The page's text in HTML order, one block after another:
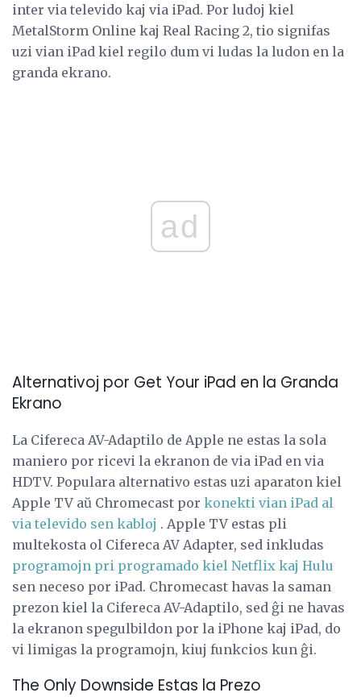
inter via televido kaj via iPad. Por ludoj kiel
MetalStorm Online kaj Real Racing 2, tio signifas
uzi vian iPad kiel regilo dum vi ludas la ludon en la
granda ekrano.
ad
Alternativoj por Get Your iPad en la Granda
Ekrano
La Cifereca AV-Adaptilo de Apple ne estas la sola
maniero por ricevi la ekranon de via iPad en via
HDTV. Populara alternativo estas uzi aparaton kiel
Apple TV aŭ Chromecast por konekti vian iPad al
via televido sen kabloj . Apple TV estas pli
multekosta ol Cifereca AV Adapter, sed inkludas
programojn pri programado kiel Netflix kaj Hulu
sen neceso por iPad. Chromecast havas la saman
prezon kiel la Cifereca AV-Adaptilo, sed ĝi ne havas
la ekranon spegulbildon por la iPhone kaj iPad, do
vi limigas la programojn, kiuj funkcios kun ĝi.
The Only Downside Estas la Prezo